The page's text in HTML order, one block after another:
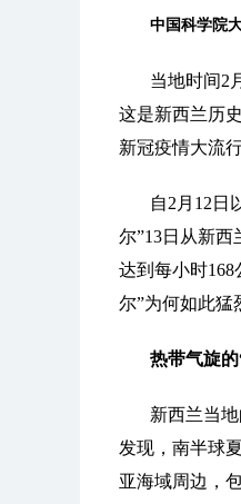
中国科学院
当地时间2
这是新西兰历
新冠疫情大流行
自2月12日
尔”13日从新
达到每小时
尔”为何如此猛
热带气旋
新西兰当
发现，南半球
亚海域周边，